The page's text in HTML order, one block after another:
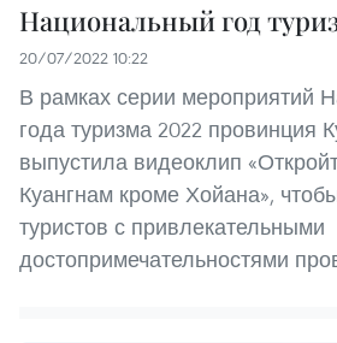
Национальный год
20/07/2022 10:22
В рамках серии мероприятий
года туризма 2022 провинция
выпустила видеоклип
Куангнам кроме Хойана»,
туристов с привлекательными
достопримечательностями